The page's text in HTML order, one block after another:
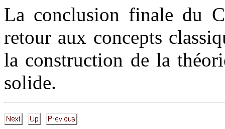
La conclusion finale du
retour aux concepts
la construction de la
solide.